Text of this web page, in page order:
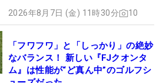
2026年8月7日 (金) 11時30分 10
「フワフワ」と「しっかり」の絶妙
なバランス！ 新しい『FJクオンタ
ム』は性能が“ど真ん中”のゴルフシ